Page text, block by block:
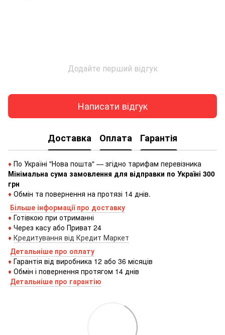
Додайте перший відгук
Написати відгук
Доставка Оплата Гарантія
♦ По Україні "Нова пошта" — згідно тарифам перевізника
Мінімальна сума замовлення для відправки по Україні 300
грн
♦ Обмін та повернення на протязі 14 днів.
Більше інформації про доставку
♦ Готівкою при отриманні
♦ Через касу або Приват 24
♦ Кредитування від Кредит Маркет
Детальніше про оплату
♦ Гарантія від виробника 12 або 36 місяців
♦ Обмін і повернення протягом 14 днів
Детальніше про гарантію